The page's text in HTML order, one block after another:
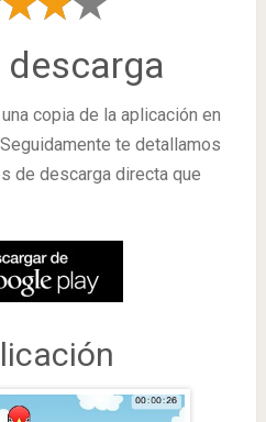
descarga
copia de la aplicación en
te detallamos
de descarga directa que